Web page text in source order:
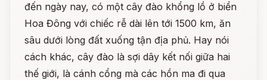
đến ngày nay, có một cây đào khổng lồ ở biển
Hoa Đông với chiếc rễ dài lên tới 1500 km, ăn
sâu dưới lòng đất xuống tận địa phủ. Hay nói
cách khác, cây đào là sợi dây kết nối giữa hai
thế giới, là cánh cổng mà các hồn ma đi qua